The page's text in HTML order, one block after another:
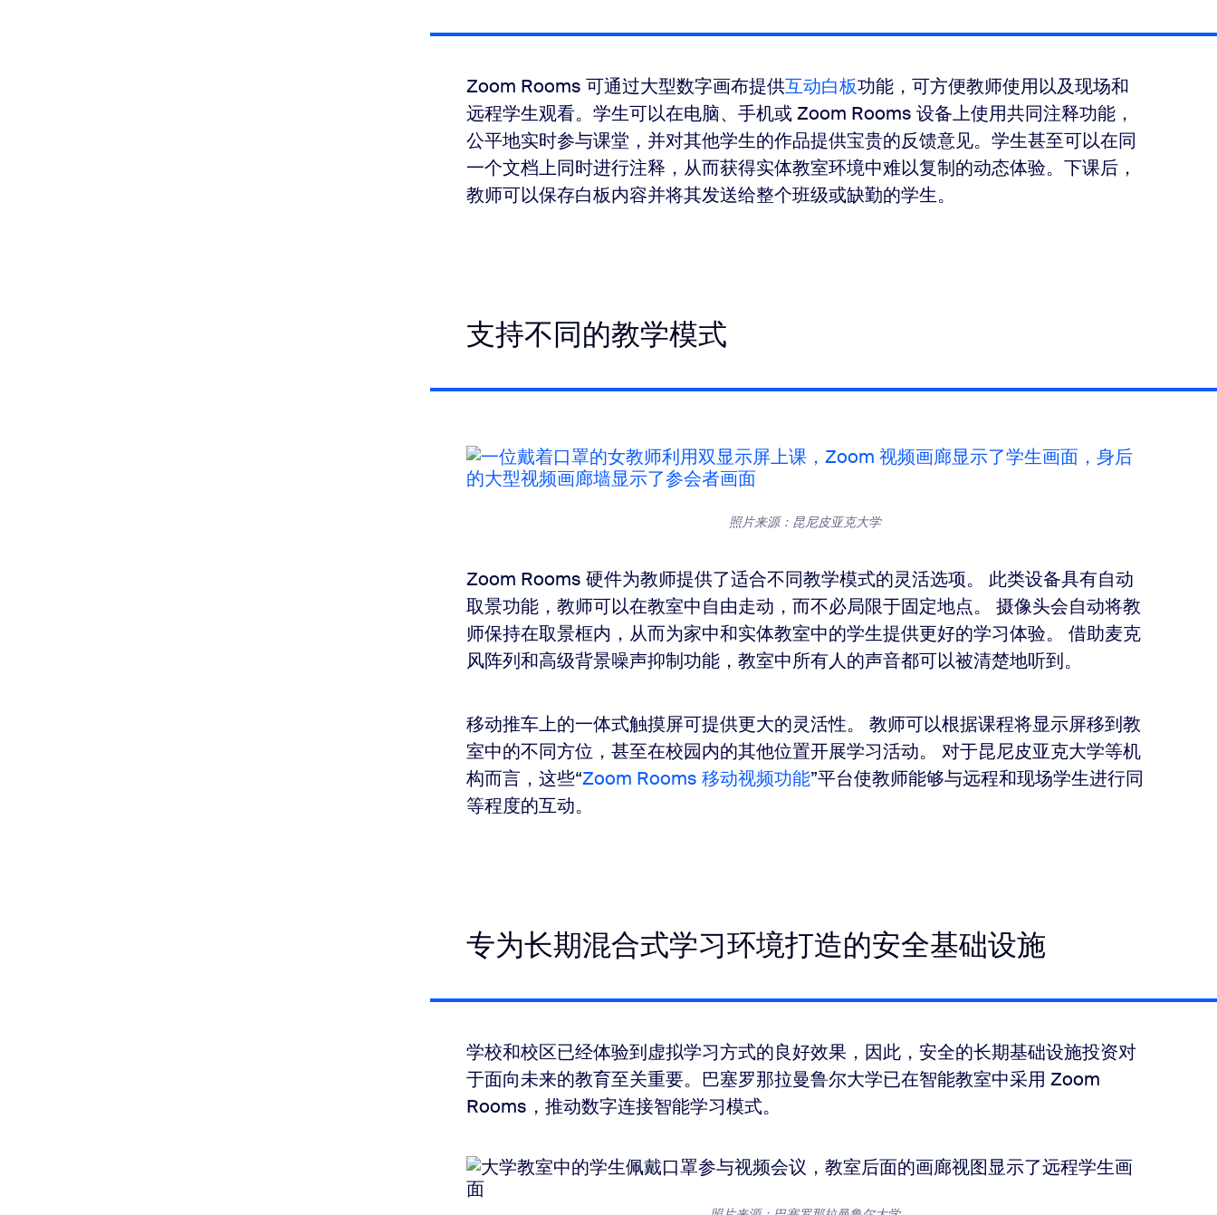
Zoom Rooms 可通过大型数字画布提供互动白板功能，可方便教师使用以及现场和
远程学生观看。学生可以在电脑、手机或 Zoom Rooms 设备上使用共同注释功能，
公平地实时参与课堂，并对其他学生的作品提供宝贵的反馈意见。学生甚至可以在同
一个文档上同时进行注释，从而获得实体教室环境中难以复制的动态体验。下课后，
教师可以保存白板内容并将其发送给整个班级或缺勤的学生。
支持不同的教学模式
照片来源：昆尼皮亚克大学
Zoom Rooms 硬件为教师提供了适合不同教学模式的灵活选项。 此类设备具有自动
取景功能，教师可以在教室中自由走动，而不必局限于固定地点。 摄像头会自动将教
师保持在取景框内，从而为家中和实体教室中的学生提供更好的学习体验。 借助麦克
风阵列和高级背景噪声抑制功能，教室中所有人的声音都可以被清楚地听到。
移动推车上的一体式触摸屏可提供更大的灵活性。 教师可以根据课程将显示屏移到教
室中的不同方位，甚至在校园内的其他位置开展学习活动。 对于昆尼皮亚克大学等机
构而言，这些“Zoom Rooms 移动视频功能”平台使教师能够与远程和现场学生进行同
等程度的互动。
专为长期混合式学习环境打造的安全基础设施
学校和校区已经体验到虚拟学习方式的良好效果，因此，安全的长期基础设施投资对
于面向未来的教育至关重要。巴塞罗那拉曼鲁尔大学已在智能教室中采用 Zoom
Rooms，推动数字连接智能学习模式。